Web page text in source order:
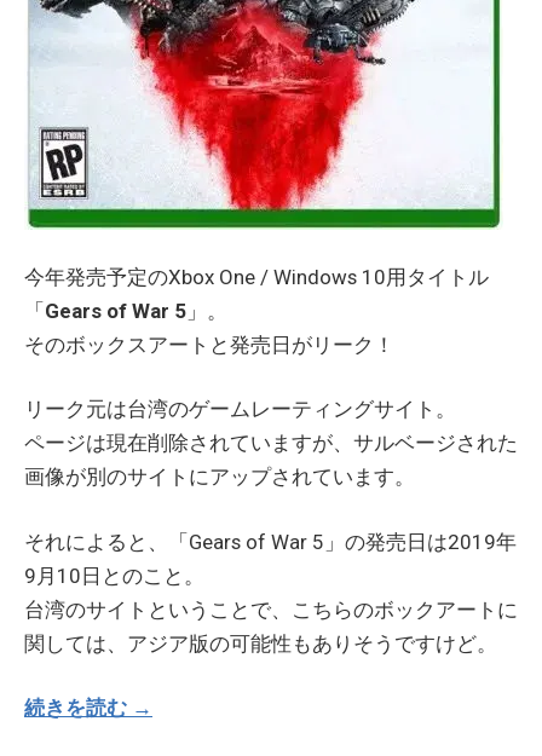
今年発売予定のXbox One / Windows 10用タイトル
「Gears of War 5 」。
そのボックスアートと発売日がリーク！
リーク元は台湾のゲームレーティングサイト。
ページは現在削除されていますが、サルベージされた
画像が別のサイトにアップされています。
それによると、「Gears of War 5」の発売日は2019年
9月10日とのこと。
台湾のサイトということで、こちらのボックアートに
関しては、アジア版の可能性もありそうですけど。
続きを読む →